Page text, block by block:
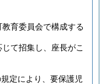
育委員会で構成する
て招集し、座長がこ
定により、要保護児